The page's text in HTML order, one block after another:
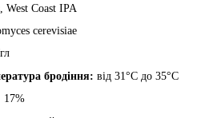
West Coast IPA
cerevisiae
бродіння: від 31°C до 35°C
17%